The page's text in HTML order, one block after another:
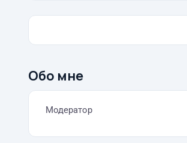
Обо мне
Модератор